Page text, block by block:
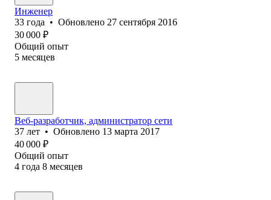
Инженер
33 года • Обновлено 27 сентября 2016
30 000 ₽
Общий опыт
5 месяцев
Веб-разработчик, администратор сети
37 лет • Обновлено 13 марта 2017
40 000 ₽
Общий опыт
4 года 8 месяцев